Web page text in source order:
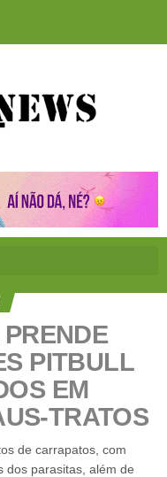
PITBULL
EM
TRATOS
de carrapatos, com
dos parasitas, além de